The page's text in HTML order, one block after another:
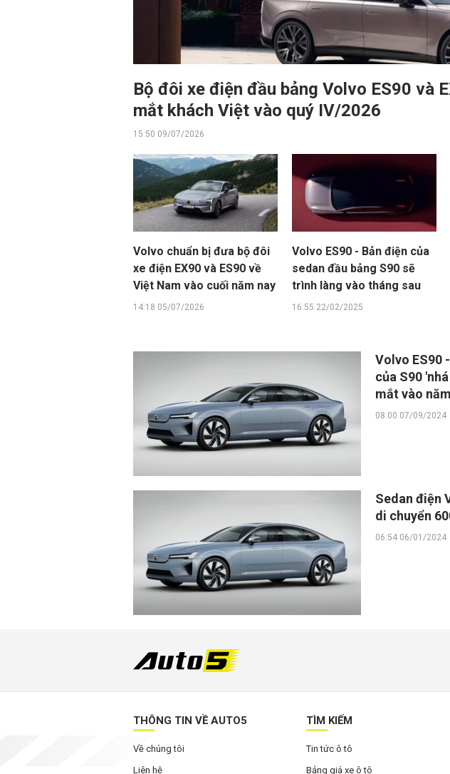
Bộ đôi xe điện đầu bảng Volvo ES90 và
mắt khách Việt vào quý IV/2026
15:50 09/07/2026
Volvo chuẩn bị đưa bộ đôi
xe điện EX90 và ES90 về
Việt Nam vào cuối năm nay
14:18 05/07/2026
Volvo ES90 - Bản điện của
sedan đầu bảng S90 sẽ
trình làng vào tháng sau
16:55 22/02/2025
Volvo ES90
của S90
mắt vào
08:00 07/09/2024
Sedan điện
di chuyển
06:54 06/01/2024
THÔNG TIN VỀ AUTO5
Về chúng tôi
Liên hệ
TÌM KIẾM
Tin tức ô tô
Bảng giá xe ô tô